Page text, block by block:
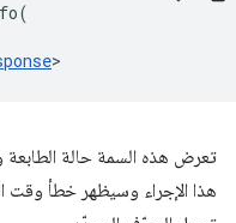
(
>
تعرض هذه السمة حالة الطابعة
هذا الإجراء وسيظهر خطأ وقت